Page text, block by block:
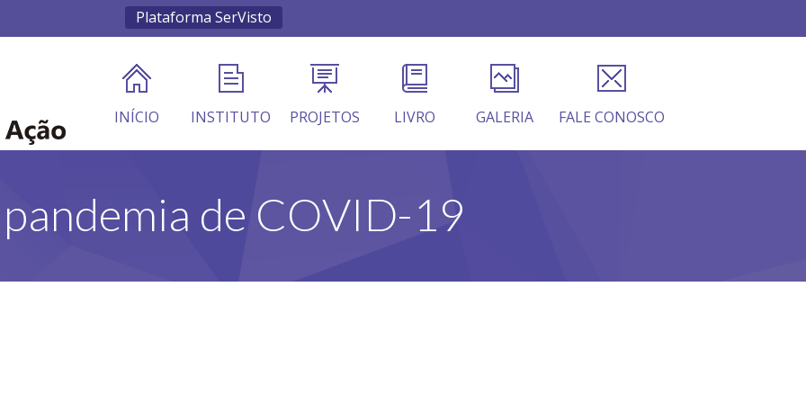
Plataforma SerVisto
INÍCIO INSTITUTO PROJETOS LIVRO GALERIA FALE CONOSCO
de COVID-19